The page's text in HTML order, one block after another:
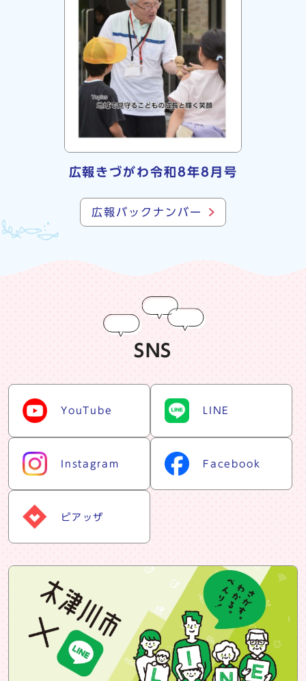
広報きづがわ令和8年8月号
広報バックナンバー
SNS
snsリスト
YouTube LINE
Instagram Facebook
ピアッザ
snsバナー